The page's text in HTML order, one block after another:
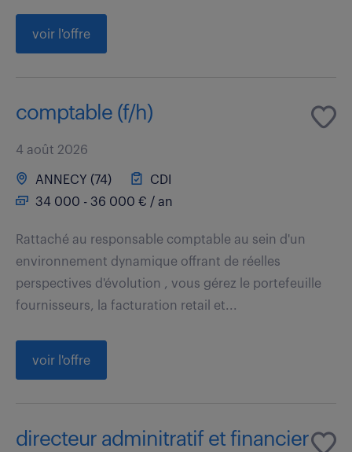
voir l'offre
comptable (f/h)
4 août 2026
ANNECY (74)
CDI
34 000 - 36 000 € / an
Rattaché au responsable comptable au sein d'un
environnement dynamique offrant de réelles
perspectives d'évolution , vous gérez le portefeuille
fournisseurs, la facturation retail et...
voir l'offre
directeur adminitratif et financier